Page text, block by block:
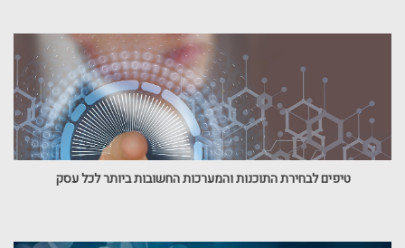
טיפים לבחירת התוכנות והמערכות החשובות ביותר לכל עסק